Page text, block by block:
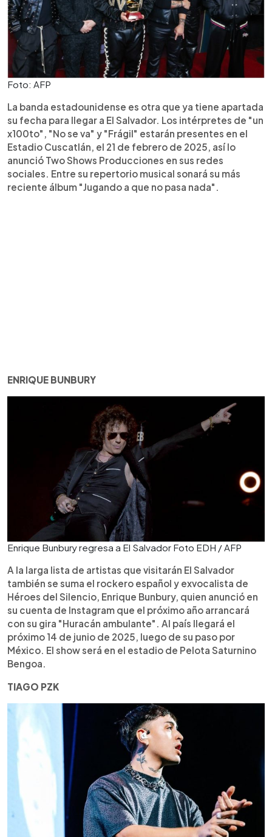
Foto: AFP
La banda estadounidense es otra que ya tiene apartada
su fecha para llegar a El Salvador. Los intérpretes de "un
x100to", "No se va" y "Frágil" estarán presentes en el
Estadio Cuscatlán, el 21 de febrero de 2025, así lo
anunció Two Shows Producciones en sus redes
sociales. Entre su repertorio musical sonará su más
reciente álbum "Jugando a que no pasa nada".
ENRIQUE BUNBURY
Enrique Bunbury regresa a El Salvador Foto EDH / AFP
A la larga lista de artistas que visitarán El Salvador
también se suma el rockero español y exvocalista de
Héroes del Silencio, Enrique Bunbury, quien anunció en
su cuenta de Instagram que el próximo año arrancará
con su gira "Huracán ambulante". Al país llegará el
próximo 14 de junio de 2025, luego de su paso por
México. El show será en el estadio de Pelota Saturnino
Bengoa.
TIAGO PZK